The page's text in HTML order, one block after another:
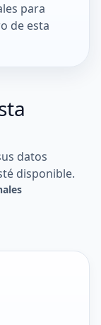
para
de esta
datos
disponible.